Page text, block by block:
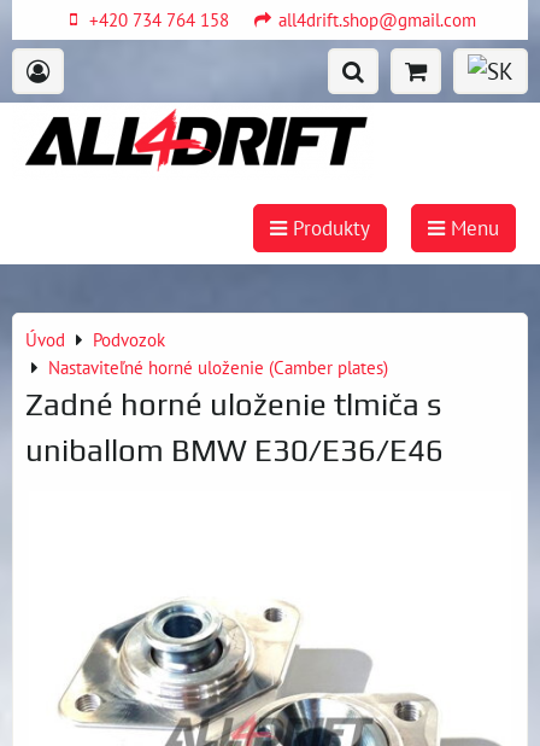
+420 734 764 158 all4drift.shop@gmail.com
Produkty Menu
Úvod
Podvozok
Nastaviteľné horné uloženie (Camber plates)
Zadné horné uloženie tlmiča s
uniballom BMW E30/E36/E46